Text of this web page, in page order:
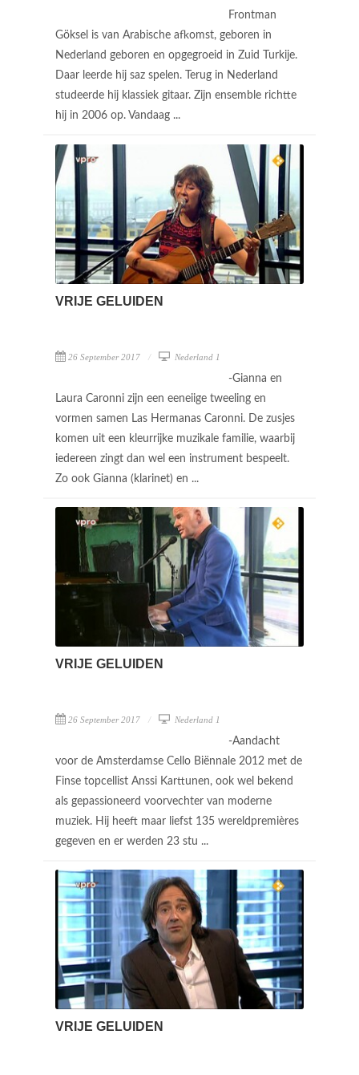
Frontman
Göksel is van Arabische afkomst, geboren in
Nederland geboren en opgegroeid in Zuid Turkije.
Daar leerde hij saz spelen. Terug in Nederland
studeerde hij klassiek gitaar. Zijn ensemble richtte
hij in 2006 op. Vandaag ...
VRIJE GELUIDEN
26 September 2017 Nederland 1
-Gianna en
Laura Caronni zijn een eeneiige tweeling en
vormen samen Las Hermanas Caronni. De zusjes
komen uit een kleurrijke muzikale familie, waarbij
iedereen zingt dan wel een instrument bespeelt.
Zo ook Gianna (klarinet) en ...
VRIJE GELUIDEN
26 September 2017 Nederland 1
-Aandacht
voor de Amsterdamse Cello Biënnale 2012 met de
Finse topcellist Anssi Karttunen, ook wel bekend
als gepassioneerd voorvechter van moderne
muziek. Hij heeft maar liefst 135 wereldpremières
gegeven en er werden 23 stu ...
VRIJE GELUIDEN